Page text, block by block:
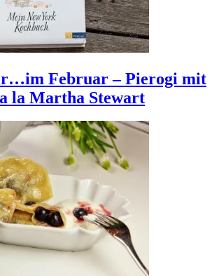
Februar – Pierogi mit
la Martha Stewart